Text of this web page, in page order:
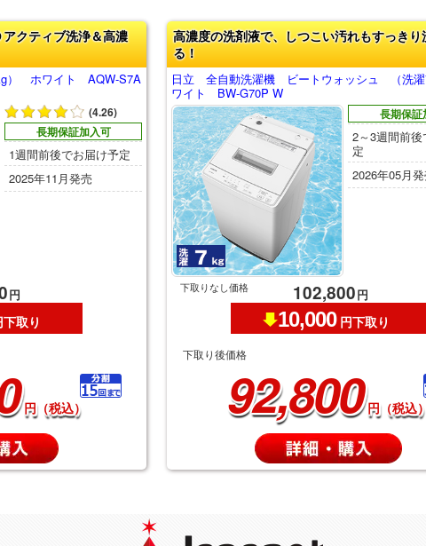
クティブ洗浄＆高濃
） ホワイト AQW-S7A
(4.26)
長期保証加入可
1週間前後でお届け予定
2025年11月発売
円
下取り
円（税込）
高濃度の洗剤液で、しつこい汚れもすっきり
る！
日立 全自動洗濯機 ビートウォッシュ （洗
ワイト BW-G70P W
長期保証
2～3週間前
定
2026年05月
下取りなし価格 102,800円
10,000 円下取り
下取り後価格
92,800 円（税込）